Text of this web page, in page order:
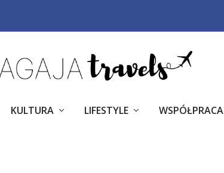
KULTURA LIFESTYLE WSPÓŁPRACA